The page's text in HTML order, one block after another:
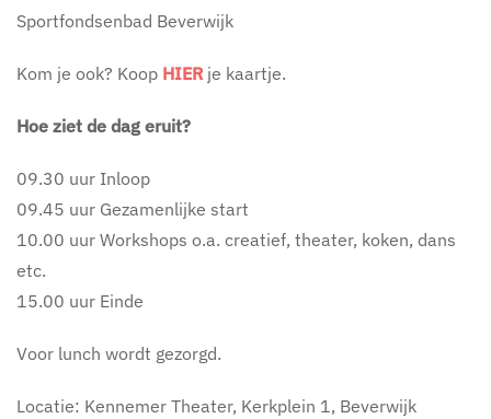
Sportfondsenbad Beverwijk
Kom je ook? Koop HIERje kaartje.
Hoe ziet de dag eruit?
09.30 uur Inloop
09.45 uur Gezamenlijke start
10.00 uur Workshops o.a. creatief, theater, koken, dans
etc.
15.00 uur Einde
Voor lunch wordt gezorgd.
Locatie: Kennemer Theater, Kerkplein 1, Beverwijk